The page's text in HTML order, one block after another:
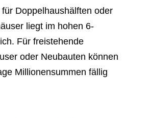
Doppelhaushälften oder
liegt im hohen 6-
Für freistehende
oder Neubauten können
Millionensummen fällig